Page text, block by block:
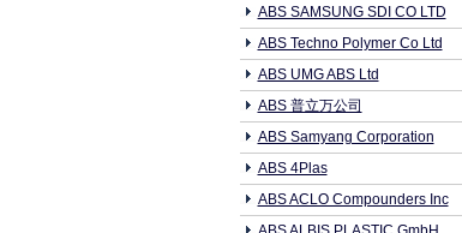
ABS SAMSUNG SDI CO LTD
ABS Techno Polymer Co Ltd
ABS UMG ABS Ltd
ABS 普立万公司
ABS Samyang Corporation
ABS 4Plas
ABS ACLO Compounders Inc